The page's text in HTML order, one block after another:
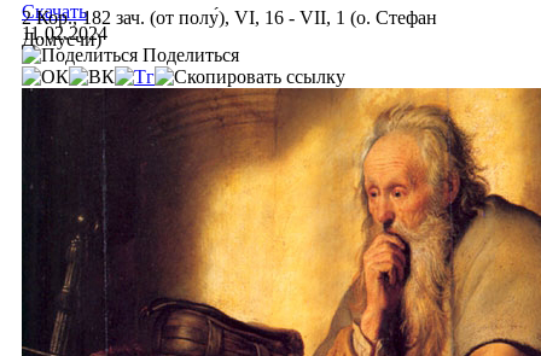
2 Кор., 182 зач. (от полу́), VI, 16 - VII, 1 (о. Стефан
Домусчи)
Скачать
11.02.2024
Поделиться